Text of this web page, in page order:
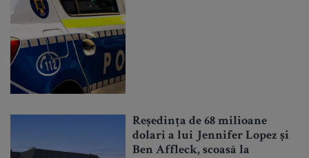
Reședința de 68 milioane
dolari a lui Jennifer Lopez și
Ben Affleck, scoasă la